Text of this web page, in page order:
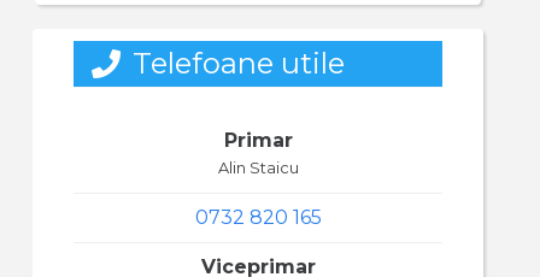
Telefoane utile
Primar
Alin Staicu
0732 820 165
Viceprimar